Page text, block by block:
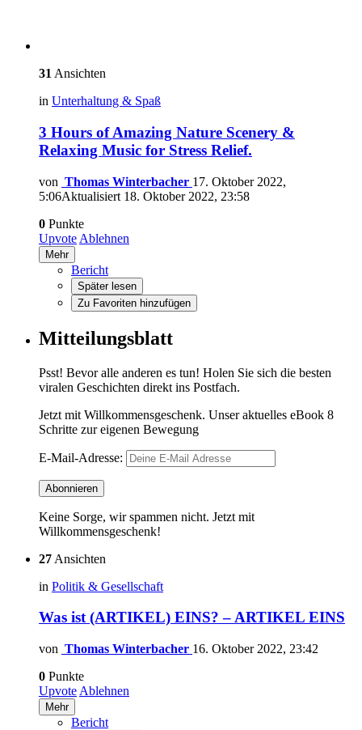
31 Ansichten
in Unterhaltung & Spaß
3 Hours of Amazing Nature Scenery &
Relaxing Music for Stress Relief.
von Thomas Winterbacher 17. Oktober 2022,
5:06Aktualisiert 18. Oktober 2022, 23:58
0 Punkte
Upvote Ablehnen
Mehr
Bericht
Später lesen
Zu Favoriten hinzufügen
Mitteilungsblatt
Psst! Bevor alle anderen es tun! Holen Sie sich die besten
viralen Geschichten direkt ins Postfach.
Jetzt mit Willkommensgeschenk. Unser aktuelles eBook 8
Schritte zur eigenen Bewegung
E-Mail-Adresse:
Keine Sorge, wir spammen nicht. Jetzt mit
Willkommensgeschenk!
27 Ansichten
in Politik & Gesellschaft
Was ist (ARTIKEL) EINS? – ARTIKEL EINS
von Thomas Winterbacher 16. Oktober 2022, 23:42
0 Punkte
Upvote Ablehnen
Mehr
Bericht